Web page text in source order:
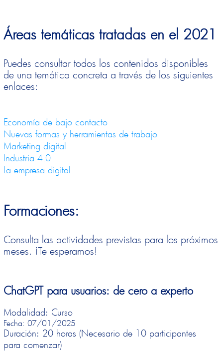
Áreas temáticas tratadas en el 2021
Puedes consultar todos los contenidos disponibles
de una temática concreta a través de los siguientes
enlaces:
Economía de bajo contacto
Nuevas formas y herramientas de trabajo
Marketing digital
Industria 4.0
La empresa digital
Formaciones:
Consulta las actividades previstas para los próximos
meses. ¡Te esperamos!
ChatGPT para usuarios: de cero a experto
Modalidad: Curso
Fecha: 07/01/2025
Duración: 20 horas (Necesario de 10 participantes
para comenzar)